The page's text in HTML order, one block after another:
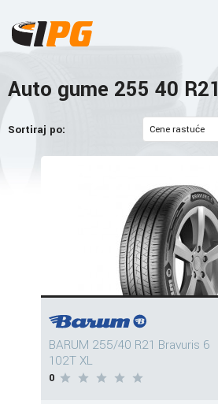
Auto gume 255 40 R21
Sortiraj po:
BARUM 255/40 R21 Bravuris 6
102T XL
0